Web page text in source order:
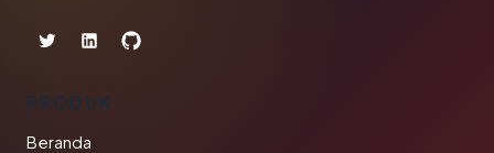
PRODUK
Beranda